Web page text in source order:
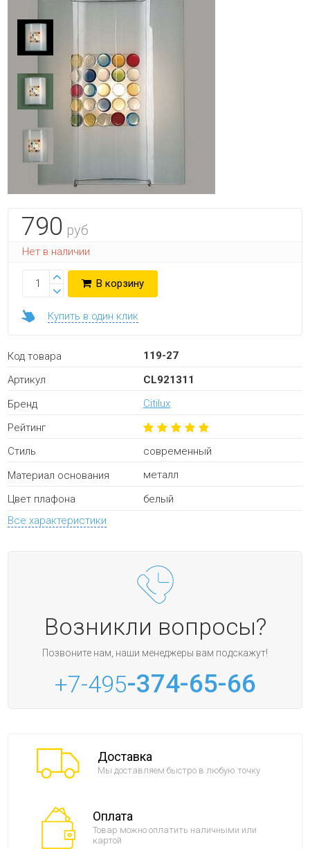
Распродажа
Еще
Мебель
790 руб
Нет в наличии
В корзину
Купить в один клик
Код товара
119-27
Артикул
CL921311
Бренд
Citilux
Рейтинг
Стиль
современный
Материал основания
металл
Цвет плафона
белый
Все характеристики
Возникли вопросы?
Позвоните нам, наши менеджеры вам подскажут!
+7-495-374-65-66
Доставка
Мы доставляем быстро в любую точку
Оплата
Товар можно оплатить наличными или
картой